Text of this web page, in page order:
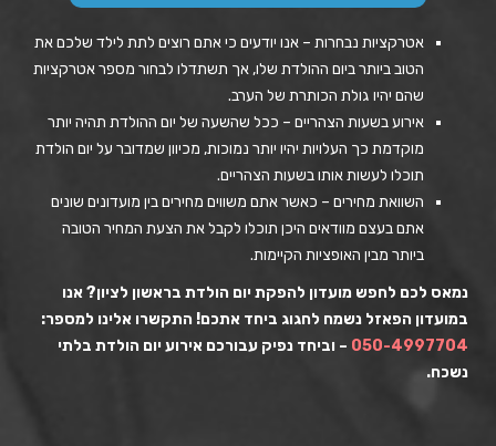
אטרקציות נבחרות – אנו יודעים כי אתם רוצים לתת לילד שלכם את
הטוב ביותר ביום ההולדת שלו, אך תשתדלו לבחור מספר אטרקציות
שהם יהיו גולת הכותרת של הערב.
אירוע בשעות הצהריים – ככל שהשעה של יום ההולדת תהיה יותר
מוקדמת כך העלויות יהיו יותר נמוכות, מכיוון שמדובר על יום הולדת
תוכלו לעשות אותו בשעות הצהריים.
השוואת מחירים – כאשר אתם משווים מחירים בין מועדונים שונים
אתם בעצם מוודאים היכן תוכלו לקבל את הצעת המחיר הטובה
ביותר מבין האופציות הקיימות.
נמאס לכם לחפש מועדון להפקת יום הולדת בראשון לציון? אנו
במועדון הפאזל נשמח לחגוג ביחד אתכם! התקשרו אלינו למספר:
050-4997704 – וביחד נפיק עבורכם אירוע יום הולדת בלתי
נשכח.